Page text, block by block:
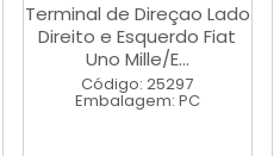
Terminal de Direçao Lado
Direito e Esquerdo Fiat
Uno Mille/E...
Código: 25297
Embalagem: PC